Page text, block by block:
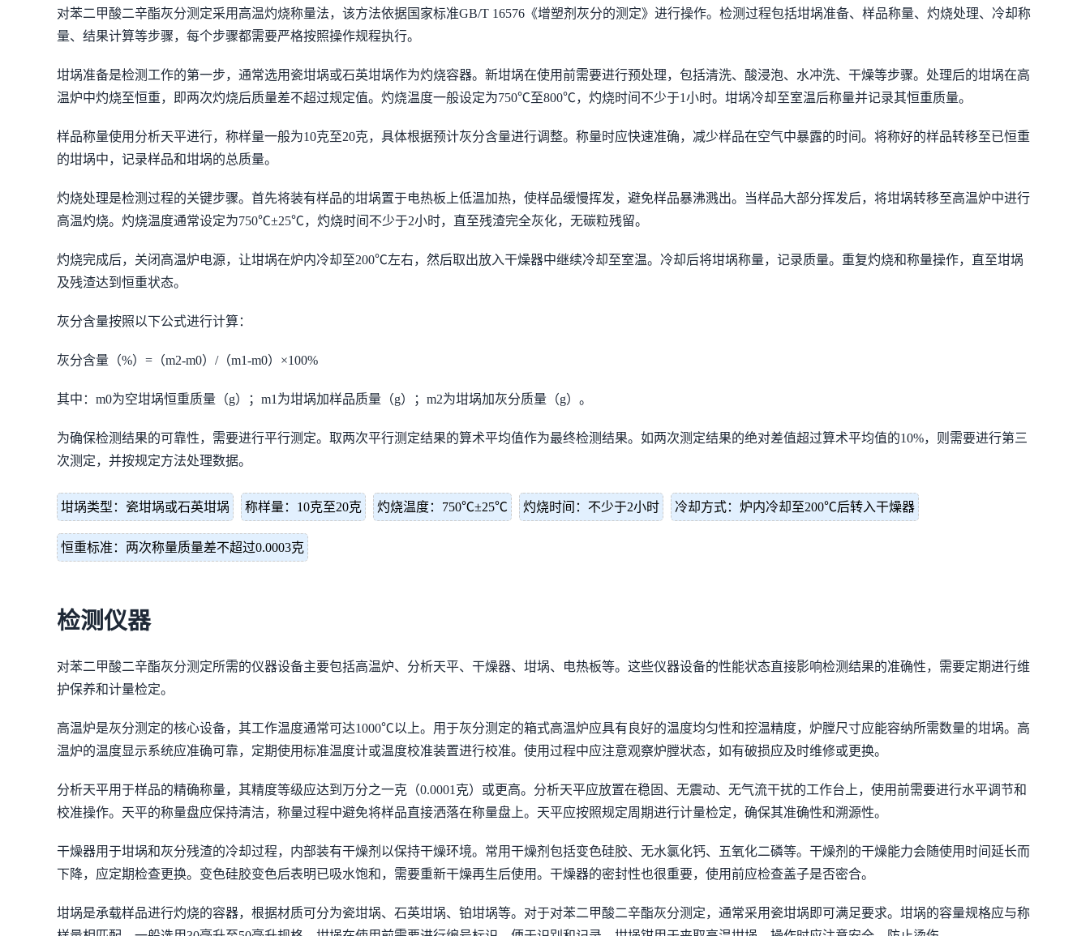
对苯二甲酸二辛酯灰分测定采用高温灼烧称量法，该方法依据国家标准GB/T 16576《增塑剂灰分的测定》进行操作。检测过程包括坩埚准备、样品称量、灼烧处理、冷却称
量、结果计算等步骤，每个步骤都需要严格按照操作规程执行。
坩埚准备是检测工作的第一步，通常选用瓷坩埚或石英坩埚作为灼烧容器。新坩埚在使用前需要进行预处理，包括清洗、酸浸泡、水冲洗、干燥等步骤。处理后的坩埚在高
温炉中灼烧至恒重，即两次灼烧后质量差不超过规定值。灼烧温度一般设定为750℃至800℃，灼烧时间不少于1小时。坩埚冷却至室温后称量并记录其恒重质量。
样品称量使用分析天平进行，称样量一般为10克至20克，具体根据预计灰分含量进行调整。称量时应快速准确，减少样品在空气中暴露的时间。将称好的样品转移至已恒重
的坩埚中，记录样品和坩埚的总质量。
灼烧处理是检测过程的关键步骤。首先将装有样品的坩埚置于电热板上低温加热，使样品缓慢挥发，避免样品暴沸溅出。当样品大部分挥发后，将坩埚转移至高温炉中进行
高温灼烧。灼烧温度通常设定为750℃±25℃，灼烧时间不少于2小时，直至残渣完全灰化，无碳粒残留。
灼烧完成后，关闭高温炉电源，让坩埚在炉内冷却至200℃左右，然后取出放入干燥器中继续冷却至室温。冷却后将坩埚称量，记录质量。重复灼烧和称量操作，直至坩埚
及残渣达到恒重状态。
灰分含量按照以下公式进行计算：
灰分含量（%）=（m2-m0）/（m1-m0）×100%
其中：m0为空坩埚恒重质量（g）；m1为坩埚加样品质量（g）；m2为坩埚加灰分质量（g）。
为确保检测结果的可靠性，需要进行平行测定。取两次平行测定结果的算术平均值作为最终检测结果。如两次测定结果的绝对差值超过算术平均值的10%，则需要进行第三
次测定，并按规定方法处理数据。
坩埚类型：瓷坩埚或石英坩埚 称样量：10克至20克 灼烧温度：750℃±25℃ 灼烧时间：不少于2小时 冷却方式：炉内冷却至200℃后转入干燥器
恒重标准：两次称量质量差不超过0.0003克
检测仪器
对苯二甲酸二辛酯灰分测定所需的仪器设备主要包括高温炉、分析天平、干燥器、坩埚、电热板等。这些仪器设备的性能状态直接影响检测结果的准确性，需要定期进行维
护保养和计量检定。
高温炉是灰分测定的核心设备，其工作温度通常可达1000℃以上。用于灰分测定的箱式高温炉应具有良好的温度均匀性和控温精度，炉膛尺寸应能容纳所需数量的坩埚。高
温炉的温度显示系统应准确可靠，定期使用标准温度计或温度校准装置进行校准。使用过程中应注意观察炉膛状态，如有破损应及时维修或更换。
分析天平用于样品的精确称量，其精度等级应达到万分之一克（0.0001克）或更高。分析天平应放置在稳固、无震动、无气流干扰的工作台上，使用前需要进行水平调节和
校准操作。天平的称量盘应保持清洁，称量过程中避免将样品直接洒落在称量盘上。天平应按照规定周期进行计量检定，确保其准确性和溯源性。
干燥器用于坩埚和灰分残渣的冷却过程，内部装有干燥剂以保持干燥环境。常用干燥剂包括变色硅胶、无水氯化钙、五氧化二磷等。干燥剂的干燥能力会随使用时间延长而
下降，应定期检查更换。变色硅胶变色后表明已吸水饱和，需要重新干燥再生后使用。干燥器的密封性也很重要，使用前应检查盖子是否密合。
坩埚是承载样品进行灼烧的容器，根据材质可分为瓷坩埚、石英坩埚、铂坩埚等。对于对苯二甲酸二辛酯灰分测定，通常采用瓷坩埚即可满足要求。坩埚的容量规格应与称